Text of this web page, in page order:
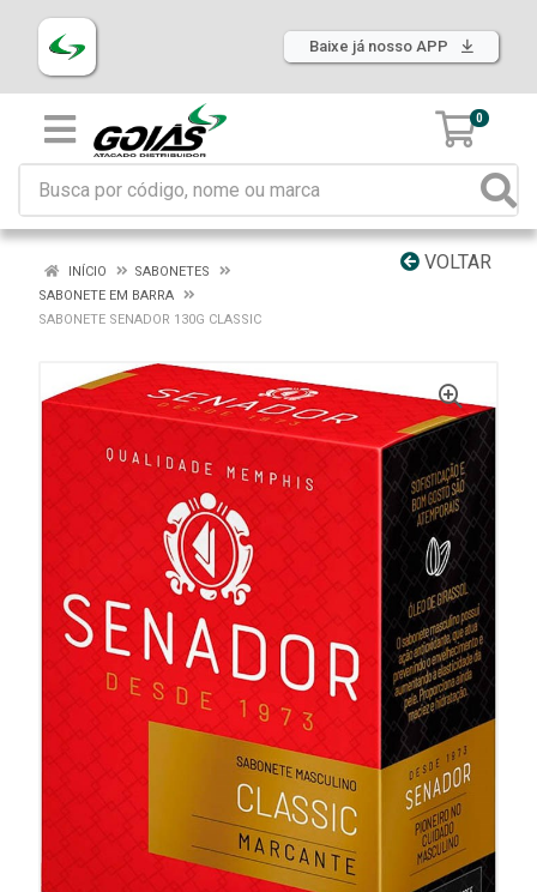
Baixe já nosso APP
0
VOLTAR
INÍCIO
SABONETES
SABONETE EM BARRA
SABONETE SENADOR 130G CLASSIC